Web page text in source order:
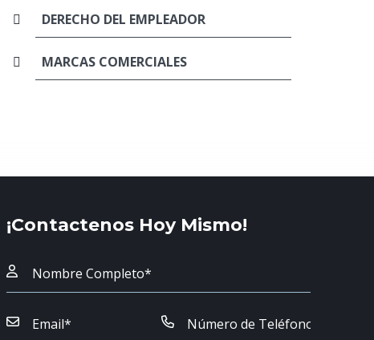
DERECHO DEL EMPLEADOR
MARCAS COMERCIALES
¡Contactenos Hoy Mismo!